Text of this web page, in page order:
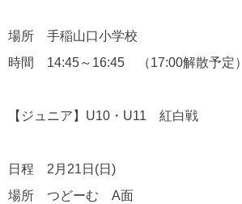
場所 手稲山口小学校
時間 14:45～16:45 （17:00解散予定）
【ジュニア】U10・U11 紅白戦
日程 2月21日(日)
場所 つどーむ A面